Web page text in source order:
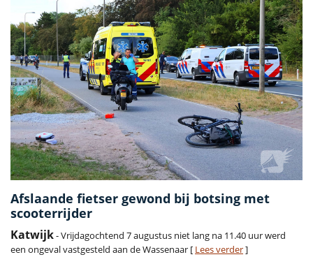
Afslaande fietser gewond bij botsing met
scooterrijder
Katwijk- Vrijdagochtend 7 augustus niet lang na 11.40 uur werd
een ongeval vastgesteld aan de Wassenaar [ Lees verder]